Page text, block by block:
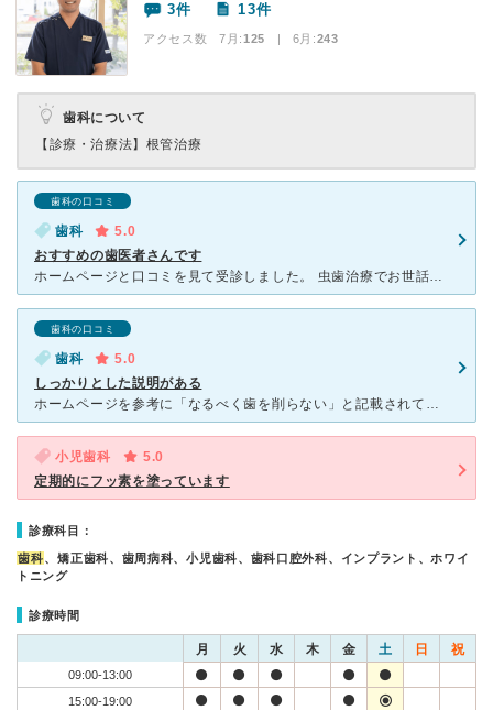
3件 13件
アクセス数 7月:125 | 6月:243
歯科について
【診療・治療法】 根管治療
歯科の口コミ
歯科
5.0
おすすめの歯医者さんです
ホームページと口コミを見て受診しました。 虫歯治療でお世話になりました。 治療の前に、私の治療に対する希望を聞いてもらい、 それを満たしてくれる詰め物を提案していただけました。 セラミック
歯科の口コミ
歯科
5.0
しっかりとした説明がある
ホームページを参考に「なるべく歯を削らない」と記載されており、良い口コミが多かったので受診しました。 数年ぶりの歯医者で緊張もありましたが、院長先生をはじめスタッフの方も凄く話しやすく丁寧に説明をし
小児歯科
5.0
定期的にフッ素を塗っています
診療科目：
歯科、矯正歯科、歯周病科、小児歯科、歯科口腔外科、インプラント、ホワイ
トニング
診療時間
月 火 水 木 金 土 日 祝
09:00-13:00
15:00-19:00